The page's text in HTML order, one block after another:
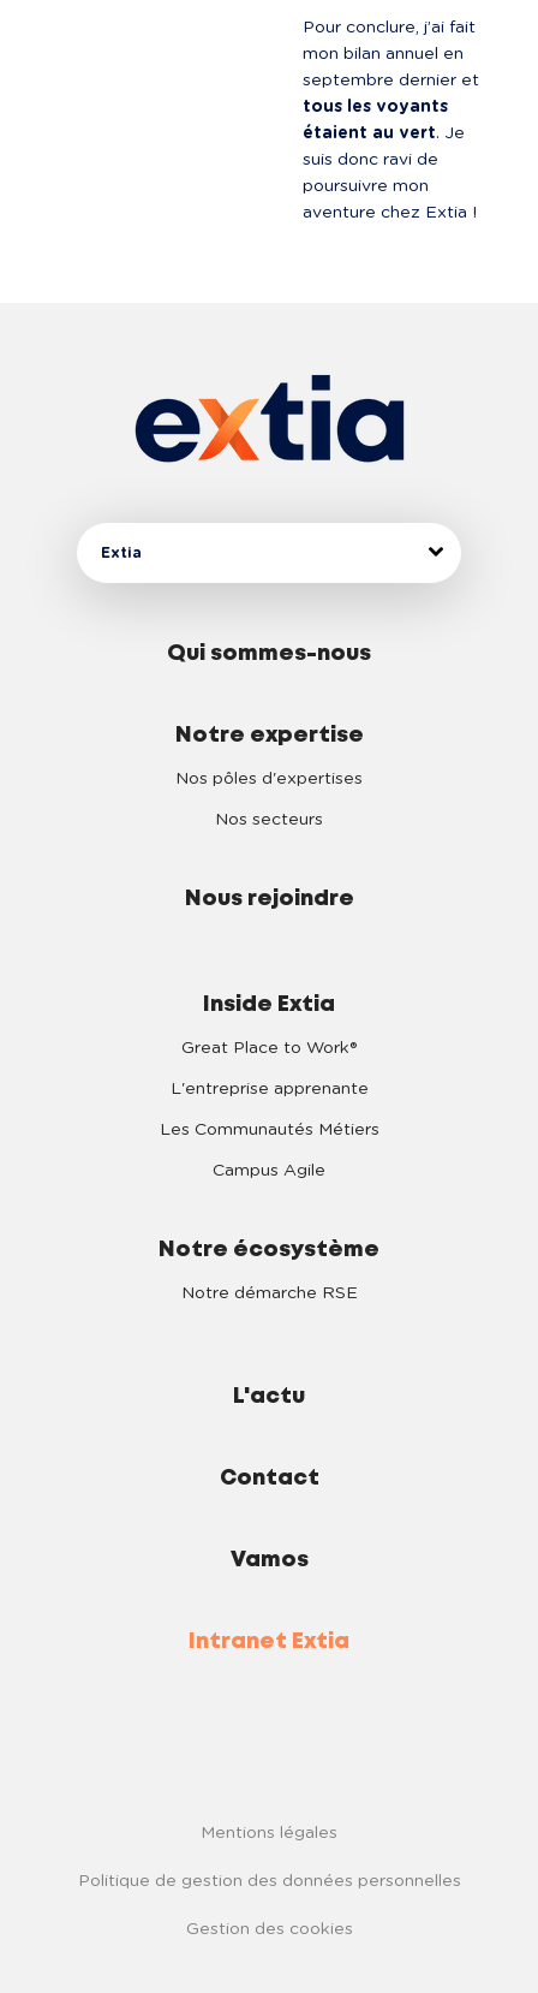
Pour conclure, j’ai fait
mon bilan annuel en
septembre dernier et
tous les voyants
étaient au vert. Je
suis donc ravi de
poursuivre mon
aventure chez Extia !
Extia
Qui sommes-nous
Notre expertise
Nos pôles d'expertises
Nos secteurs
Nous rejoindre
Inside Extia
Great Place to Work®
L'entreprise apprenante
Les Communautés Métiers
Campus Agile
Notre écosystème
Notre démarche RSE
L'actu
Contact
Vamos
Intranet Extia
Mentions légales
Politique de gestion des données personnelles
Gestion des cookies